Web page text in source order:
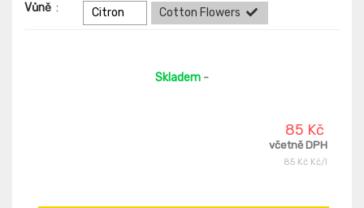
Vůně : Citron Cotton Flowers
Skladem -
85 Kč
včetně DPH
85 Kč Kč/l